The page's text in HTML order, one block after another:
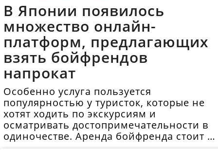
В Японии появилось
множество онлайн-
платформ, предлагающих
взять бойфрендов
напрокат
Особенно услуга пользуется
популярностью у туристок, которые не
хотят ходить по экскурсиям и
осматривать достопримечательности в
одиночестве. Аренда бойфренда стоит в